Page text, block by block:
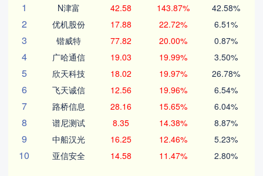
1
N津富 42.58 143.87% 42.58%
2 优机股份 17.88 22.72% 6.51%
3 锴威特 77.82 20.00% 0.87%
4 广哈通信 19.03 19.99% 3.50%
5 欣天科技 18.02 19.97% 26.78%
6 飞天诚信 12.56 19.96% 6.54%
7 路桥信息 28.16 15.65% 6.04%
8 谱尼测试 8.35 14.38% 8.87%
9 中船汉光 16.25 12.46% 5.23%
10 亚信安全 14.58 11.47% 2.80%